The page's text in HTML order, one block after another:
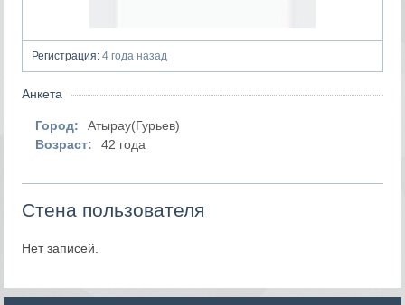
Регистрация: 4 года назад
Анкета
Город:
Атырау(Гурьев)
Возраст:
42 года
Стена пользователя
Нет записей.